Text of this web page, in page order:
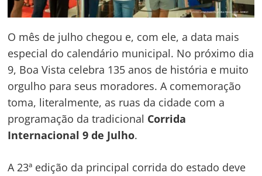
O mês de julho chegou e, com ele, a data mais
especial do calendário municipal. No próximo dia
9, Boa Vista celebra 135 anos de história e muito
orgulho para seus moradores. A comemoração
toma, literalmente, as ruas da cidade com a
programação da tradicional Corrida
Internacional 9 de Julho.
A 23ª edição da principal corrida do estado deve